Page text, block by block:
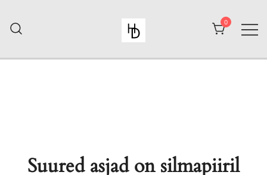
content
HiiuDesign
0
Suured asjad on silmapiiril